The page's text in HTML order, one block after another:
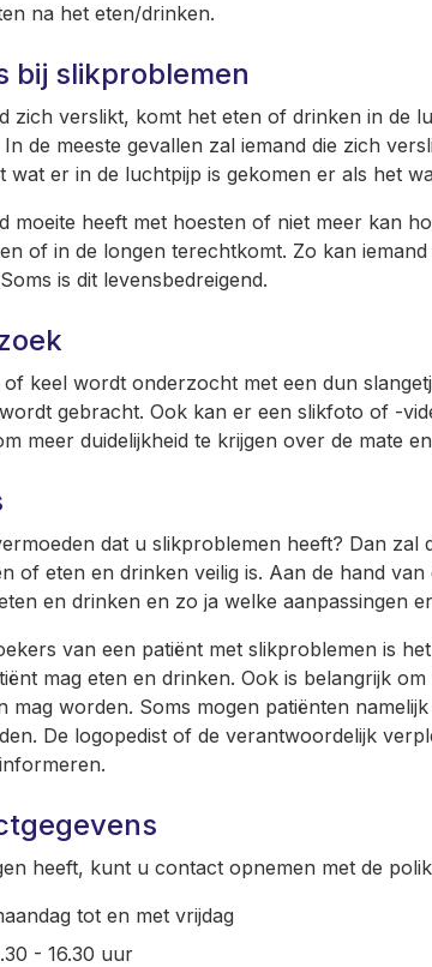
na het eten/drinken.
bij slikproblemen
zich verslikt, komt het eten of drinken in de
de meeste gevallen zal iemand die zich
wat er in de luchtpijp is gekomen er als het
moeite heeft met hoesten of niet meer kan
of in de longen terechtkomt. Zo kan
is dit levensbedreigend.
keel wordt onderzocht met een dun
gebracht. Ook kan er een slikfoto of -
meer duidelijkheid te krijgen over de mate
dat u slikproblemen heeft? Dan zal
of eten en drinken veilig is. Aan de hand
en drinken en zo ja welke aanpassingen
van een patiënt met slikproblemen is
mag eten en drinken. Ook is belangrijk
mag worden. Soms mogen patiënten
De logopedist of de verantwoordelijk
heeft, kunt u contact opnemen met de
tot en met vrijdag
- 16.30 uur